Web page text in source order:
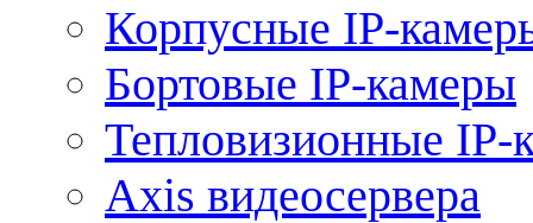
Корпусные IP-
Бортовые IP-камеры
Тепловизионные IP-
Axis видеосервера